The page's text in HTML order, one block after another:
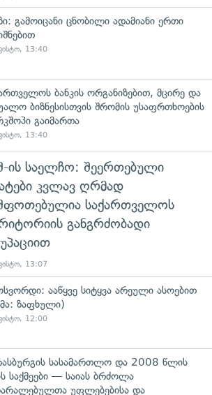
გამოიცანი ცნობილი ადამიანი ერთი
13:40
ბანკის ორგანიზებით, მცირე და
ბიზნესისთვის შრომის უსაფრთხოების
გაიმართა
13:40
ის საელჩო: შეერთებული
კვლავ ღრმად
საქართველოს
განგრძობადი
13:07
ააწყვე სიტყვა არეული ასოებით
ზაფხული)
12:00
სასამართლო და 2008 წლის
საქმეები — საიას ბრძოლა
უფლებებისა და